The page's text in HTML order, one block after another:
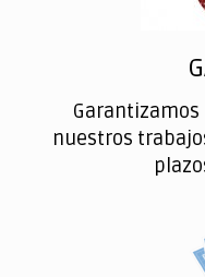
nuestros